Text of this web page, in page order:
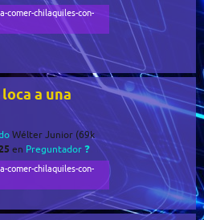
comer-chilaquiles-con-
a una
Wélter Junior (69k
en Preguntador ❓
comer-chilaquiles-con-